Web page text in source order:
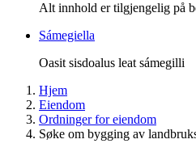
Alt innhold er tilgjengelig på
Sámegiella
Oasit sisdoalus leat sámegilli
Hjem
Eiendom
Ordninger for eiendom
Søke om bygging av